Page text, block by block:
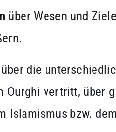
über Wesen und
die
vertritt, über
Islamismus bzw.